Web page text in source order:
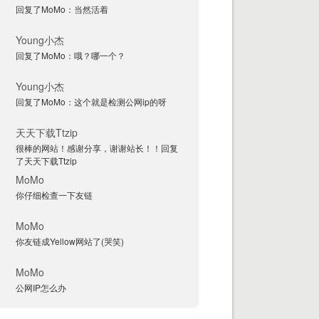
回复了MoMo：当然活着
Young小杰
回复了MoMo：哦？哪一个？
Young小杰
回复了MoMo：这个就是检测公网ip的呀
天天下载Ttzip
很棒的网站！感谢分享，谢谢站长！！回复
了天天下载Ttzip
MoMo
你仔细检查一下友链
MoMo
你友链成Yellow网站了(哭笑)
MoMo
公网IP怎么办